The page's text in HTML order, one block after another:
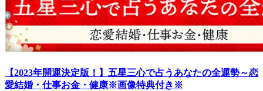
【2023年開運決定版！】五星三心で占うあなたの全運勢～恋
愛結婚・仕事お金・健康※画像特典付き※